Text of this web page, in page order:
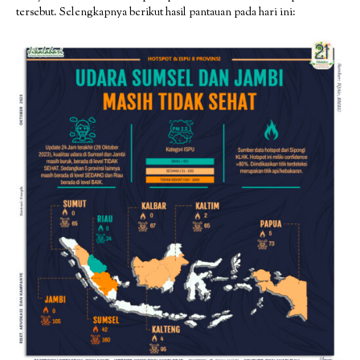
tersebut. Selengkapnya berikut hasil pantauan pada hari ini: